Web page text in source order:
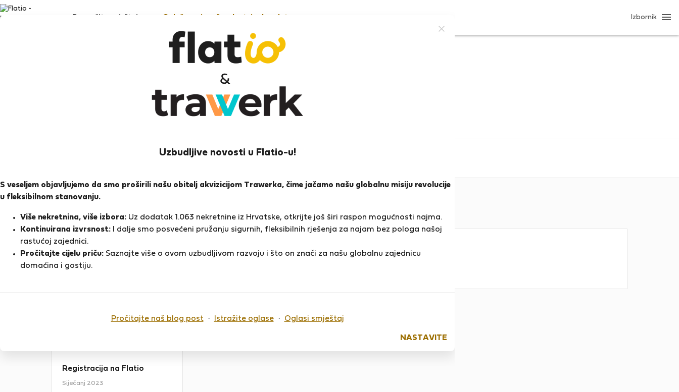
Uzbudljive novosti u Flatio-u!
S veseljem objavljujemo da smo proširili našu obitelj akvizicijom Trawerka, čime jačamo našu globalnu misiju revolucije
u fleksibilnom stanovanju.
Više nekretnina, više izbora: Uz dodatak 1.063 nekretnine iz Hrvatske, otkrijte još širi raspon mogućnosti najma.
Kontinuirana izvrsnost: I dalje smo posvećeni pružanju sigurnih, fleksibilnih rješenja za najam bez pologa našoj
rastućoj zajednici.
Pročitajte cijelu priču: Saznajte više o ovom uzbudljivom razvoju i što on znači za našu globalnu zajednicu
domaćina i gostiju.
Pročitajte naš blog post· Istražite oglase· Oglasi smještaj
NASTAVITE
Pronađite smještaj Oglašavanje vaše nekretnine besplatno Izbornik
Inês S. Heroj susjedstva
Ocjena i reference
O meni
Estarei disponível sempre que
possível no Check in e irei fornecer
os melhores e típicos restaurantes ,
os melhores sítios secretos para
Registracija na Flatio
Siječanj 2023
Do sada nema ocjena